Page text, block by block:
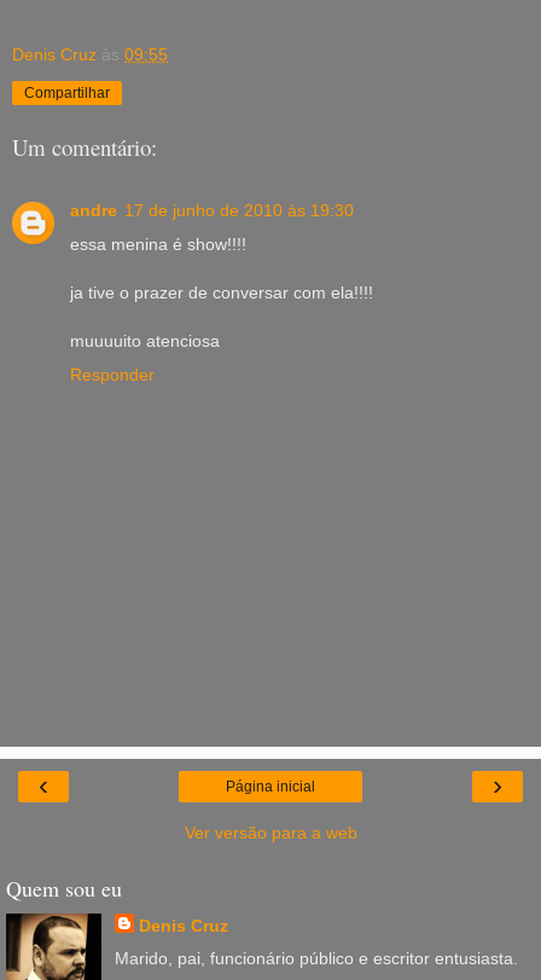
Denis Cruz às 09:55
Compartilhar
Um comentário:
andre 17 de junho de 2010 às 19:30
essa menina é show!!!!
ja tive o prazer de conversar com ela!!!!
muuuuito atenciosa
Responder
‹ ›
Página inicial
Ver versão para a web
Quem sou eu
Denis Cruz
Marido, pai, funcionário público e escritor entusiasta.